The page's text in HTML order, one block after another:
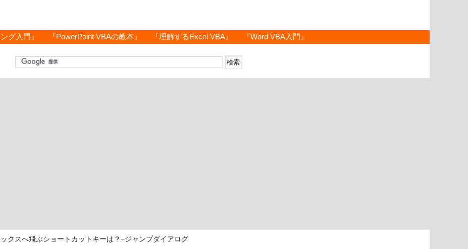
グ入門』 『PowerPoint VBAの教本』 『理解するExcel VBA』 『Word VBA入門』
クスへ飛ぶショートカットキーは？−ジャンプダイアログ